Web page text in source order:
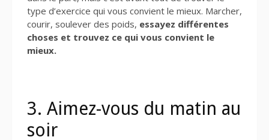
type d’exercice qui vous convient le mieux. Marcher,
courir, soulever des poids, essayez différentes
choses et trouvez ce qui vous convient le
mieux.
3. Aimez-vous du matin au
soir